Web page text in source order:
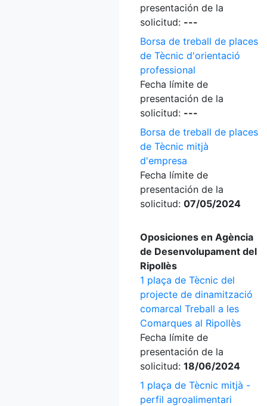
presentación de la
solicitud: ---
Borsa de treball de places
de Tècnic d'orientació
professional
Fecha límite de
presentación de la
solicitud: ---
Borsa de treball de places
de Tècnic mitjà
d'empresa
Fecha límite de
presentación de la
solicitud: 07/05/2024
Oposiciones en Agència
de Desenvolupament del
Ripollès
1 plaça de Tècnic del
projecte de dinamització
comarcal Treball a les
Comarques al Ripollès
Fecha límite de
presentación de la
solicitud: 18/06/2024
1 plaça de Tècnic mitjà -
perfil agroalimentari